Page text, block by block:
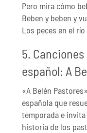
Pero mira cómo
Beben y beben y
Los peces en el
5.
español: A
«A Belén
española que
temporada e
historia de los